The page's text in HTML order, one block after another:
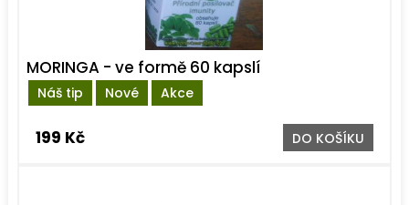
Náš tip Nové Akce
MORINGA - ve formě 60 kapslí
199 Kč DO KOŠÍKU